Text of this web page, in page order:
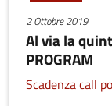
2 Ottobre 2019
Al via la
PROGRAM
Scadenza call